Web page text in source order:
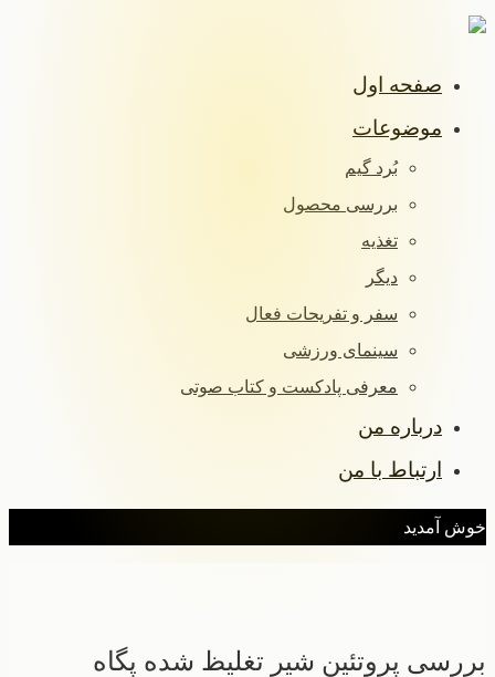
صفحه اول
موضوعات
بُرد گیم
بررسی محصول
تغذیه
دیگر
سفر و تفریحات فعال
سینمای ورزشی
معرفی پادکست و کتاب صوتی
درباره من
ارتباط با من
خوش آمدید
بررسی پروتئین شیر تغلیظ شده پگاه